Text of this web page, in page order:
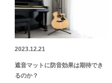
2023.12.21
遮音マットに防音効果は期待でき
るのか？